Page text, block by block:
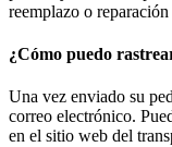
reemplazo o
¿Cómo puedo
Una vez enviado su
correo electrónico.
en el sitio web del